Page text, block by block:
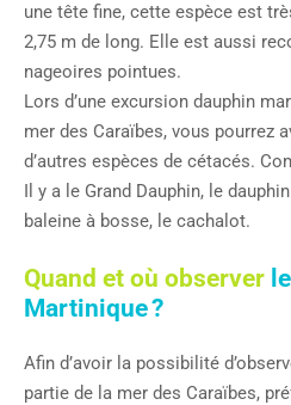
une tête fine, cette espèce est
2,75 m de long. Elle est aussi
nageoires pointues.
Lors d’une excursion dauphin
mer des Caraïbes, vous pourrez
d’autres espèces de cétacés.
Il y a le Grand Dauphin, le
baleine à bosse, le cachalot.
Quand et où observer
Martinique ?
Afin d’avoir la possibilité
partie de la mer des Caraïbes,